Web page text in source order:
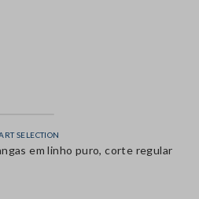
SELECTION
em linho puro, corte regular